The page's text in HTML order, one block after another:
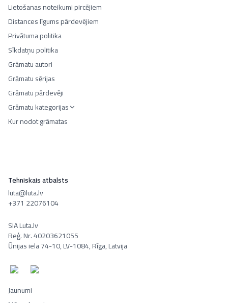
Lietošanas noteikumi pircējiem
Distances līgums pārdevējiem
Privātuma politika
Sīkdatņu politika
Grāmatu autori
Grāmatu sērijas
Grāmatu pārdevēji
Grāmatu kategorijas
Kur nodot grāmatas
Tehniskais atbalsts
luta@luta.lv
+371 22076104
SIA Luta.lv
Reģ. Nr. 40203621055
Ūnijas iela 74-10, LV-1084, Rīga, Latvija
Jaunumi